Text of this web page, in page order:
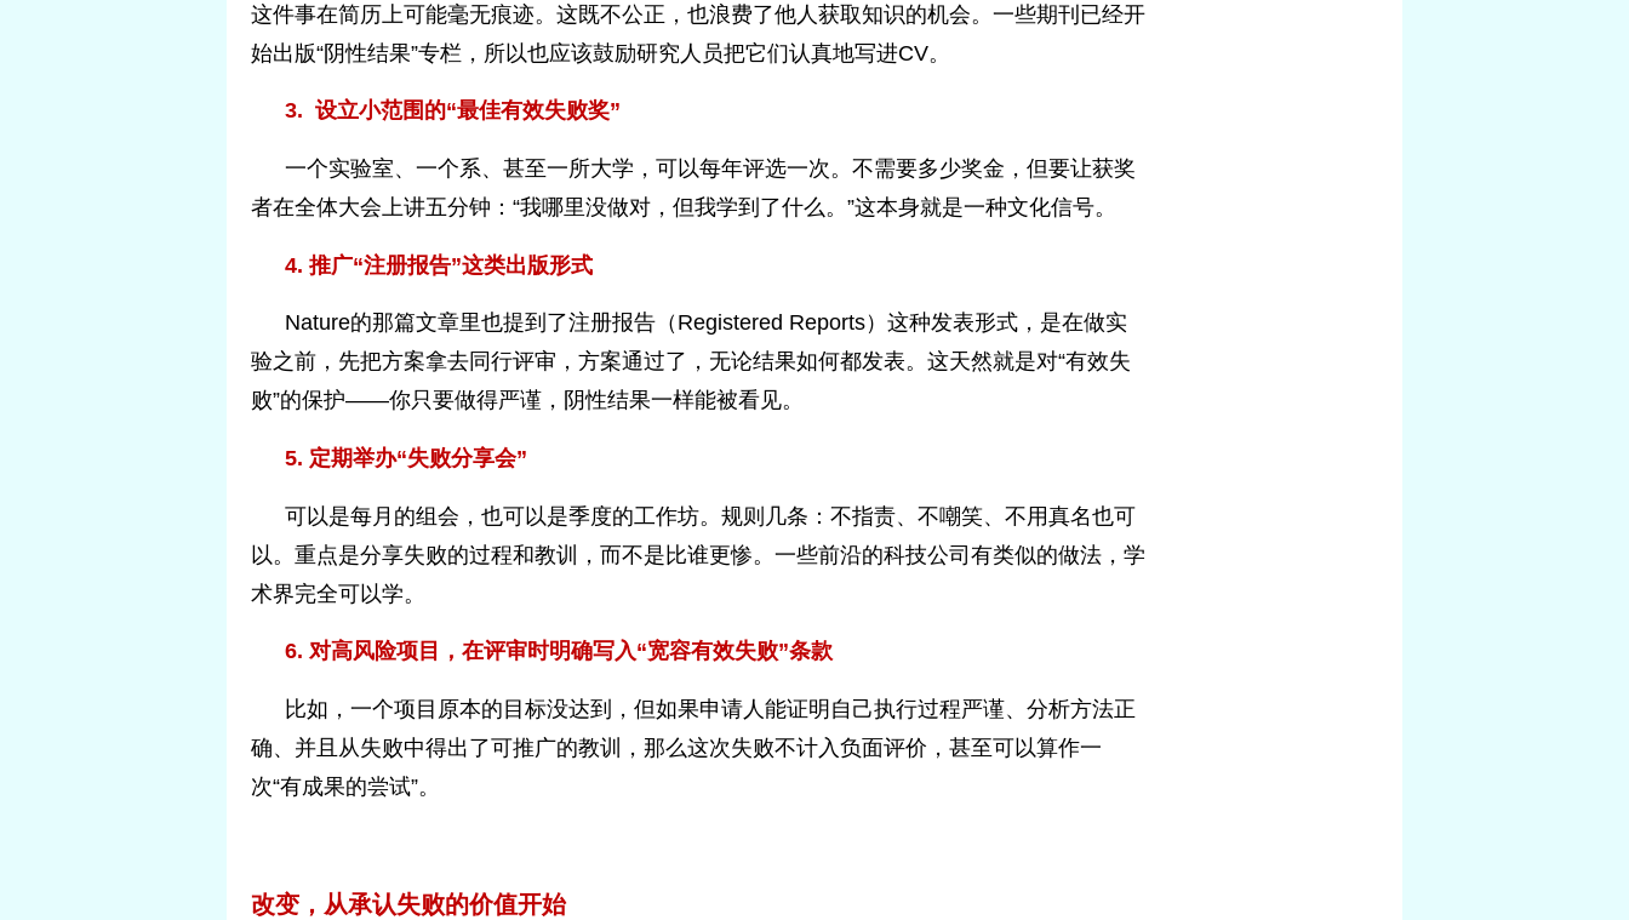
这件事在简历上可能毫无痕迹。这既不公正，也浪费了他人获取知识的机会。一些期刊已经开
始出版“阴性结果”专栏，所以也应该鼓励研究人员把它们认真地写进CV。
3. 设立小范围的“最佳有效失败奖”
一个实验室、一个系、甚至一所大学，可以每年评选一次。不需要多少奖金，但要让获奖
者在全体大会上讲五分钟：“我哪里没做对，但我学到了什么。”这本身就是一种文化信号。
4. 推广“注册报告”这类出版形式
Nature的那篇文章里也提到了注册报告（Registered Reports）这种发表形式，是在做实
验之前，先把方案拿去同行评审，方案通过了，无论结果如何都发表。这天然就是对“有效失
败”的保护——你只要做得严谨，阴性结果一样能被看见。
5. 定期举办“失败分享会”
可以是每月的组会，也可以是季度的工作坊。规则几条：不指责、不嘲笑、不用真名也可
以。重点是分享失败的过程和教训，而不是比谁更惨。一些前沿的科技公司有类似的做法，学
术界完全可以学。
6. 对高风险项目，在评审时明确写入“宽容有效失败”条款
比如，一个项目原本的目标没达到，但如果申请人能证明自己执行过程严谨、分析方法正
确、并且从失败中得出了可推广的教训，那么这次失败不计入负面评价，甚至可以算作一
次“有成果的尝试”。
改变，从承认失败的价值开始